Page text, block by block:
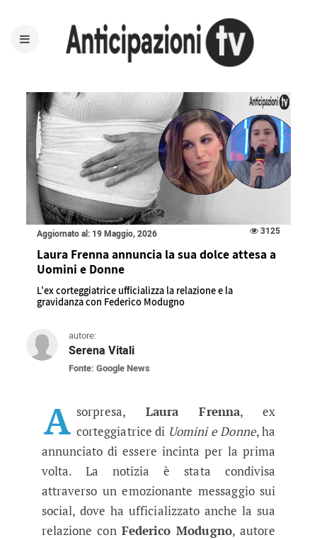
Aggiornato al: 19 Maggio, 2026 3125
Laura Frenna annuncia la sua dolce attesa a
Uomini e Donne
L'ex corteggiatrice ufficializza la relazione e la
gravidanza con Federico Modugno
autore:
Serena Vitali
Fonte: Google News
Laura Frenna annuncia la sua
A sorpresa, Laura Frenna, ex
corteggiatrice di Uomini e Donne, ha
annunciato di essere incinta per la prima
volta. La notizia è stata condivisa
attraverso un emozionante messaggio sui
social, dove ha ufficializzato anche la sua
relazione con Federico Modugno, autore